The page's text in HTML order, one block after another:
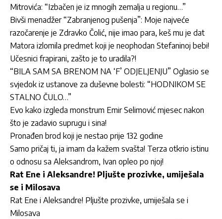
Mitrovića: “Izbačen je iz mnogih zemalja u regionu…”
Bivši menadžer “Zabranjenog pušenja”: Moje najveće
razočarenje je Zdravko Čolić, nije imao para, keš mu je dat
Matora izlomila predmet koji je neophodan Stefaninoj bebi!
Učesnici frapirani, zašto je to uradila?!
“BILA SAM SA BRENOM NA ‘F’ ODJELJENJU” Oglasio se
svjedok iz ustanove za duševne bolesti: “HODNIKOM SE
STALNO ČULO…”
Evo kako izgleda monstrum Emir Selimović mjesec nakon
što je zadavio suprugu i sina!
Pronađen brod koji je nestao prije 132 godine
Samo pričaj ti, ja imam da kažem svašta! Terza otkrio istinu
o odnosu sa Aleksandrom, Ivan opleo po njoj!
Rat Ene i Aleksandre! Pljušte prozivke, umiješala
se i Milosava
Rat Ene i Aleksandre! Pljušte prozivke, umiješala se i
Milosava